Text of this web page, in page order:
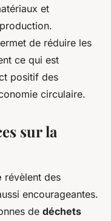
et
de réduire les
ce qui est
positif des
circulaire.
sur la
révèlent des
encourageantes.
de déchets